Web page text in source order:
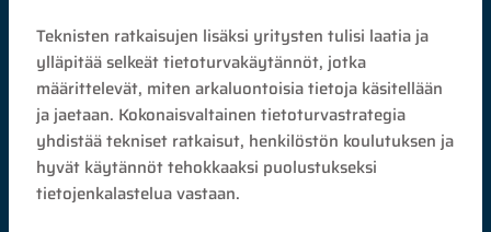
Teknisten ratkaisujen lisäksi yritysten tulisi laatia ja
ylläpitää selkeät tietoturvakäytännöt, jotka
määrittelevät, miten arkaluontoisia tietoja käsitellään
ja jaetaan. Kokonaisvaltainen tietoturvastrategia
yhdistää tekniset ratkaisut, henkilöstön koulutuksen ja
hyvät käytännöt tehokkaaksi puolustukseksi
tietojenkalastelua vastaan.